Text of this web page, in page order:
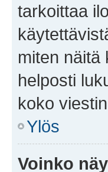
tarkoittaa
miten näitä
helposti
koko
Ylös
Voinko